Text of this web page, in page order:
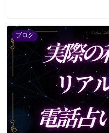
ブログ